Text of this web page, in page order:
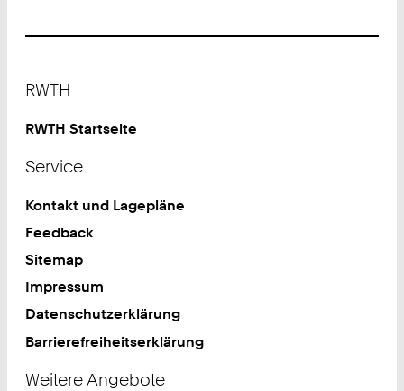
RWTH
RWTH Startseite
Service
Kontakt und Lagepläne
Feedback
Sitemap
Impressum
Datenschutzerklärung
Barrierefreiheitserklärung
Weitere Angebote